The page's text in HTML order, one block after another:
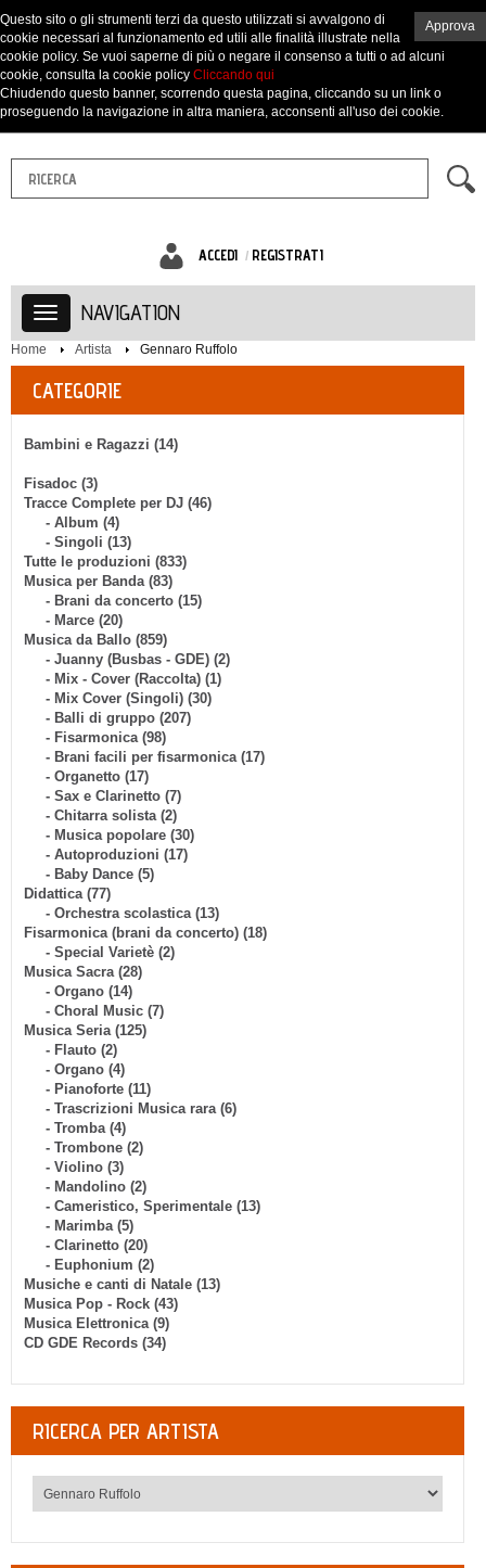
ACCEDI REGISTRATI
NAVIGATION
Home Artista Gennaro Ruffolo
CATEGORIE
Bambini e Ragazzi (14)
Fisadoc (3)
Tracce Complete per DJ (46)
- Album (4)
- Singoli (13)
Tutte le produzioni (833)
Musica per Banda (83)
- Brani da concerto (15)
- Marce (20)
Musica da Ballo (859)
- Juanny (Busbas - GDE) (2)
- Mix - Cover (Raccolta) (1)
- Mix Cover (Singoli) (30)
- Balli di gruppo (207)
- Fisarmonica (98)
- Brani facili per fisarmonica (17)
- Organetto (17)
- Sax e Clarinetto (7)
- Chitarra solista (2)
- Musica popolare (30)
- Autoproduzioni (17)
- Baby Dance (5)
Didattica (77)
- Orchestra scolastica (13)
Fisarmonica (brani da concerto) (18)
- Special Varietè (2)
Musica Sacra (28)
- Organo (14)
- Choral Music (7)
Musica Seria (125)
- Flauto (2)
- Organo (4)
- Pianoforte (11)
- Trascrizioni Musica rara (6)
- Tromba (4)
- Trombone (2)
- Violino (3)
- Mandolino (2)
- Cameristico, Sperimentale (13)
- Marimba (5)
- Clarinetto (20)
- Euphonium (2)
Musiche e canti di Natale (13)
Musica Pop - Rock (43)
Musica Elettronica (9)
CD GDE Records (34)
RICERCA PER ARTISTA
Approva
Questo sito o gli strumenti terzi da questo utilizzati si avvalgono di
cookie necessari al funzionamento ed utili alle finalità illustrate nella
cookie policy. Se vuoi saperne di più o negare il consenso a tutti o ad alcuni
cookie, consulta la cookie policy Cliccando qui
Chiudendo questo banner, scorrendo questa pagina, cliccando su un link o
proseguendo la navigazione in altra maniera, acconsenti all'uso dei cookie.